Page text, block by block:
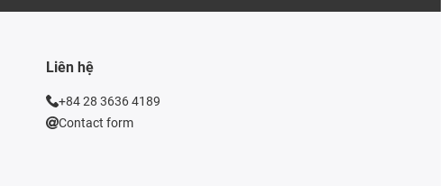
Liên hệ
+84 28 3636 4189
Contact form